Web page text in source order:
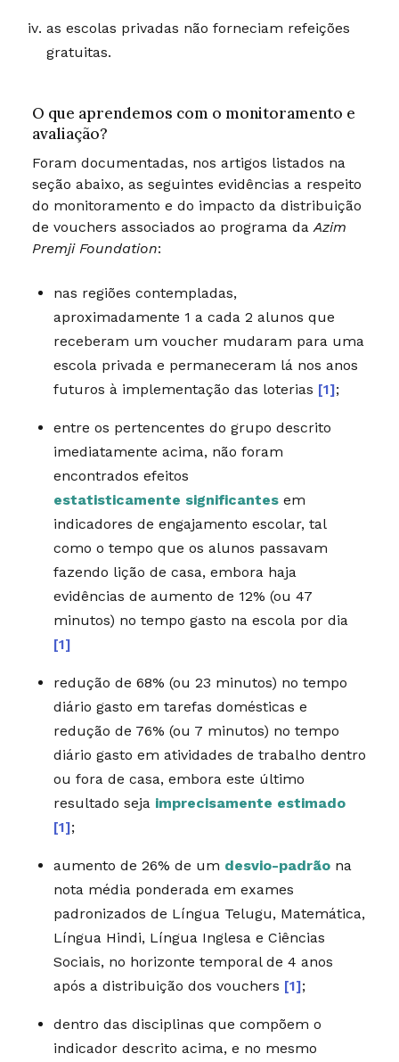
as escolas privadas não forneciam refeições
gratuitas.
O que aprendemos com o monitoramento e
avaliação?
Foram documentadas, nos artigos listados na
seção abaixo, as seguintes evidências a respeito
do monitoramento e do impacto da distribuição
de vouchers associados ao programa da Azim
Premji Foundation:
nas regiões contempladas,
aproximadamente 1 a cada 2 alunos que
receberam um voucher mudaram para uma
escola privada e permaneceram lá nos anos
futuros à implementação das loterias [1];
entre os pertencentes do grupo descrito
imediatamente acima, não foram
encontrados efeitos
estatisticamente significantesem
indicadores de engajamento escolar, tal
como o tempo que os alunos passavam
fazendo lição de casa, embora haja
evidências de aumento de 12% (ou 47
minutos) no tempo gasto na escola por dia
[1]
redução de 68% (ou 23 minutos) no tempo
diário gasto em tarefas domésticas e
redução de 76% (ou 7 minutos) no tempo
diário gasto em atividades de trabalho dentro
ou fora de casa, embora este último
resultado seja imprecisamente estimado
[1];
aumento de 26% de um desvio-padrãona
nota média ponderada em exames
padronizados de Língua Telugu, Matemática,
Língua Hindi, Língua Inglesa e Ciências
Sociais, no horizonte temporal de 4 anos
após a distribuição dos vouchers [1];
dentro das disciplinas que compõem o
indicador descrito acima, e no mesmo